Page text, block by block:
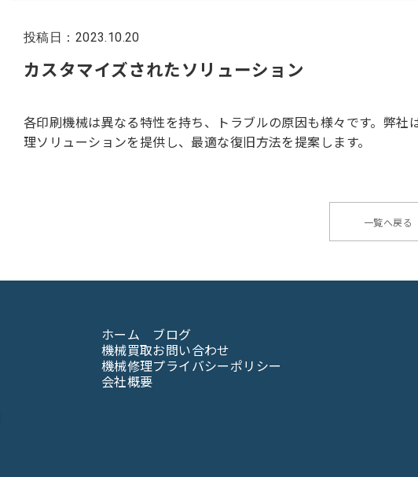
投稿日：2023.10.20
カスタマイズされたソリューション
各印刷機械は異なる特性を持ち、トラブルの原因も様々です。弊
理ソリューションを提供し、最適な復旧方法を提案します。
一覧へ戻る
ホーム
機械買取
機械修理
会社概要
ブログ
お問い合わせ
プライバシーポリシー